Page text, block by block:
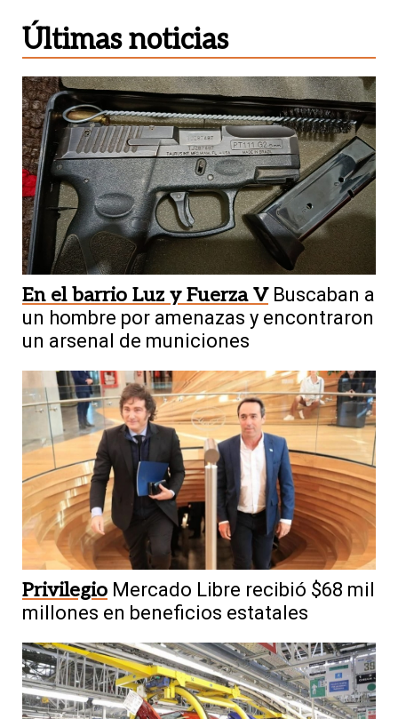
Últimas noticias
En el barrio Luz y Fuerza V Buscaban a
un hombre por amenazas y encontraron
un arsenal de municiones
Privilegio Mercado Libre recibió $68 mil
millones en beneficios estatales